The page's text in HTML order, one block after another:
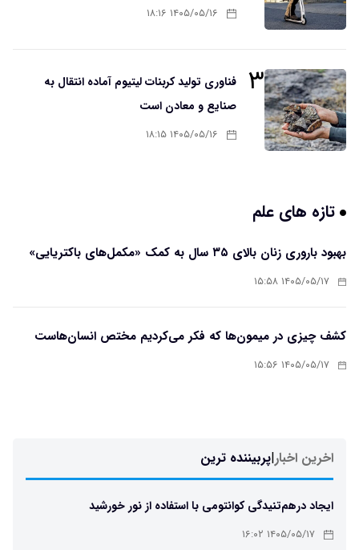
۱۴۰۵/۰۵/۱۶ ۱۸:۱۶
۳
فناوری تولید کربنات لیتیوم آماده انتقال به
صنایع و معادن است
۱۴۰۵/۰۵/۱۶ ۱۸:۱۵
تازه های علم
بهبود باروری زنان بالای ۳۵ سال به کمک «مکمل‌های باکتریایی»
۱۴۰۵/۰۵/۱۷ ۱۵:۵۸
کشف چیزی در میمون‌ها که فکر می‌کردیم مختص انسان‌هاست
۱۴۰۵/۰۵/۱۷ ۱۵:۵۶
اخرین اخبار|پربیننده ترین
ایجاد درهم‌تنیدگی کوانتومی با استفاده از نور خورشید
۱۴۰۵/۰۵/۱۷ ۱۶:۰۲